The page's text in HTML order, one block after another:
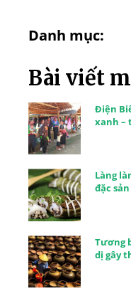
Danh mục:
Bài viết
Điện
xanh –
Làng
đặc
Tương
dị gây